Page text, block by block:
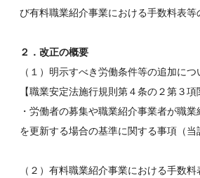
び有料職業紹介事業における手数料表等
２．改正の概要
（１）明示すべき労働条件等の追加につ
【職業安定法施行規則第４条の２第３項
・労働者の募集や職業紹介事業者が職
を更新する場合の基準に関する事項（
（２）有料職業紹介事業における手数